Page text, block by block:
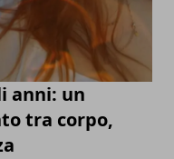
anni: un
tra corpo,